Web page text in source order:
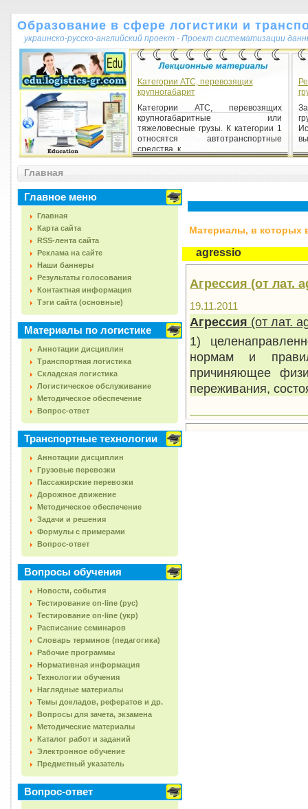
Образование в сфере логистики и
украинско-русско-английский проект - Проект систематизации
Категории АТС, перевозящих
крупногабарит
Категории АТС, перевозящих
крупногабаритные или
тяжеловесные грузы. К категории 1
относятся автотранспортные
средства, к...
Главная
Главное меню
Главная
Карта сайта
RSS-лента сайта
Реклама на сайте
Наши баннеры
Результаты голосования
Контактная информация
Тэги сайта (основные)
Материалы по логистике
Аннотации дисциплин
Транспортная логистика
Складская логистика
Логистическое обслуживание
Методическое обеспечение
Вопрос-ответ
Транспортные технологии
Аннотации дисциплин
Грузовые перевозки
Пассажирские перевозки
Дорожное движение
Методическое обеспечение
Задачи и решения
Формулы с примерами
Вопрос-ответ
Вопросы обучения
Новости, события
Тестирование on-line (рус)
Тестирование on-line (укр)
Расписание семинаров
Словарь терминов (педагогика)
Рабочие программы
Нормативная информация
Технологии обучения
Наглядные материалы
Темы докладов, рефератов и др.
Вопросы для зачета, экзамена
Методические материалы
Каталог работ и заданий
Электронное обучение
Предметный указатель
Вопрос-ответ
Материалы, в которых
agressio
Агрессия (от лат.
19.11.2011
Агрессия (от лат.
1)
нормам и
причиняющее
переживания,